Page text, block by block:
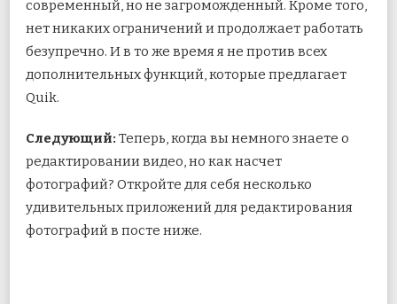
современный, но не загроможденный. Кроме того,
нет никаких ограничений и продолжает работать
безупречно. И в то же время я не против всех
дополнительных функций, которые предлагает
Quik.
Следующий: Теперь, когда вы немного знаете о
редактировании видео, но как насчет
фотографий? Откройте для себя несколько
удивительных приложений для редактирования
фотографий в посте ниже.